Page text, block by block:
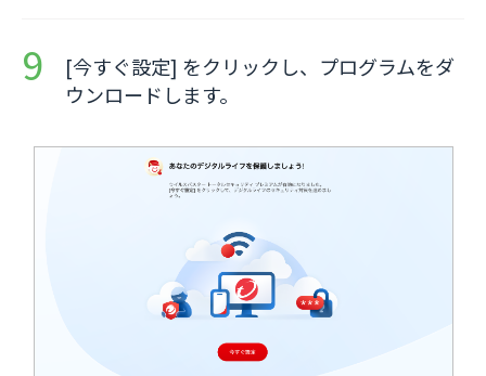
[今すぐ設定] をクリックし、プログラムをダ
ウンロードします。